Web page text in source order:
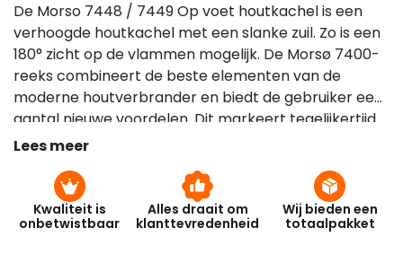
De Morso 7448 / 7449 Op voet houtkachel is een
verhoogde houtkachel met een slanke zuil. Zo is een
180° zicht op de vlammen mogelijk. De Morsø 7400-
reeks combineert de beste elementen van de
moderne houtverbrander en biedt de gebruiker een
aantal nieuwe voordelen. Dit markeert tegelijkertijd
de 160ste verjaardag van Morsø en presenteert voor
legendarische Morsø eekhoornmotief. De ”nieuwe”
eekhoorn versiert de matzwarte zijde en legt de
nadruk op de huiselijke uitstraling. Met een knipoog
Lees meer
Kwaliteit is
onbetwistbaar
Alles draait om
klanttevredenheid
Wij bieden een
totaalpakket